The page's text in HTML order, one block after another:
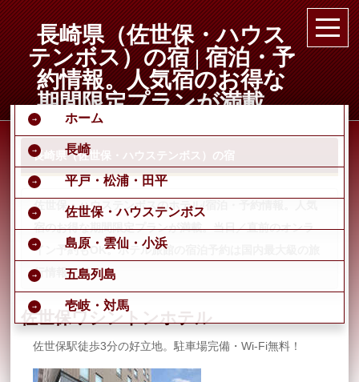
長崎県（佐世保・ハウス
テンボス）の宿 | 宿泊・予
約情報。人気宿のお得な
期間限定プランが満載。
当日／直前のオンライン
予約もOK。ホテル旅館の
宿泊予約は国内最大級の
旅行情報サイト
ホーム
長崎
平戸・松浦・田平
佐世保・ハウステンボス
島原・雲仙・小浜
五島列島
壱岐・対馬
長崎県（佐世保・ハウステンボス）の宿
佐世保・ハウステンボスのホテル/宿泊・予約情報。人気
宿のお得な期間限定プランが満載。当日／直前のオンラ
イン予約もOK。ホテル旅館の宿泊予約は国内最大級の旅
行情報サイト
佐世保ワシントンホテル
佐世保駅徒歩3分の好立地。駐車場完備・Wi-Fi無料！